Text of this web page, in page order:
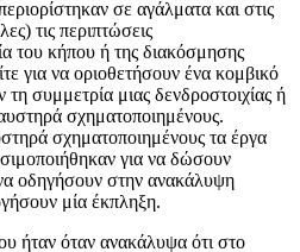
σε αγάλματα και στις
τις περιπτώσεις
του κήπου ή της διακόσμησης
για να οριοθετήσουν ένα κομβικό
τη συμμετρία μιας δενδροστοιχίας ή
σχηματοποιημένους.
σχηματοποιημένους τα έργα
για να δώσουν
οδηγήσουν στην ανακάλυψη
μία έκπληξη.
ήταν όταν ανακάλυψα ότι στο